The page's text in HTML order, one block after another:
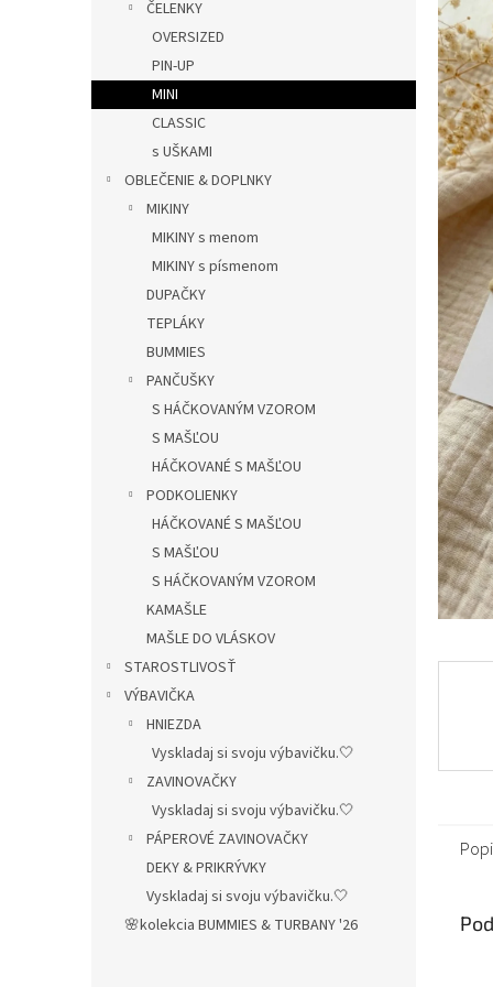
ČELENKY
OVERSIZED
PIN-UP
MINI
CLASSIC
s UŠKAMI
OBLEČENIE & DOPLNKY
MIKINY
MIKINY s menom
MIKINY s písmenom
DUPAČKY
TEPLÁKY
BUMMIES
PANČUŠKY
S HÁČKOVANÝM VZOROM
S MAŠĽOU
HÁČKOVANÉ S MAŠĽOU
PODKOLIENKY
HÁČKOVANÉ S MAŠĽOU
S MAŠĽOU
S HÁČKOVANÝM VZOROM
KAMAŠLE
MAŠLE DO VLÁSKOV
STAROSTLIVOSŤ
VÝBAVIČKA
HNIEZDA
Vyskladaj si svoju výbavičku.🤍
ZAVINOVAČKY
Vyskladaj si svoju výbavičku.🤍
PÁPEROVÉ ZAVINOVAČKY
DEKY & PRIKRÝVKY
Vyskladaj si svoju výbavičku.🤍
🌸kolekcia BUMMIES & TURBANY '26